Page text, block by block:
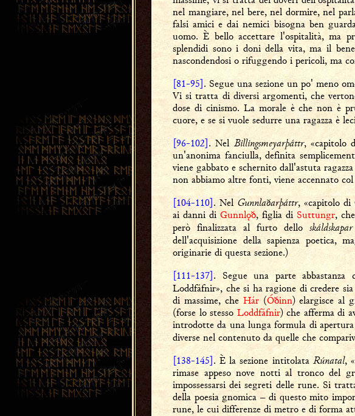
nel mangiare, nel bere, nel dormire, nel
falsi amici e dai nemici bisogna ben
uomo. È bello accettare l'ospitalità, ma
splendidi sono i doni della vita, ma il
nascondendosi o rifuggendo i pericoli, ma
[81-95]. Segue una sezione un po' meno
Vi si tratta di diversi argomenti, che
dose di cinismo. La morale è che non è
cuore, e se si vuole sedurre una ragazza è
[96-102]. Nel Billingsmeyarþáttr, «capitolo
un'anonima fanciulla, definita
viene gabbato e schernito dall'astuta
non abbiamo altre fonti, viene accennato
[104-110]. Nel Gunnlaðarþáttr, «capitolo di
ai danni diGunnlǫð, figlia di Suttungr,
però finalizzata al furto dello
dell'acquisizione della sapienza poetica,
originarie di questa sezione.)
[111-137]. Segue una parte
Loddfáfnir», che si ha ragione di credere
di massime, che Hár(Óðinn) elargisce al
(forse lo stesso Loddfáfnir) che afferma di
introdotte da una lunga formula di
diverse nel contenuto da quelle che
[138-145]. È la sezione intitolataRúnatal,
rimase appeso nove notti al tronco del
impossessarsi dei segreti delle rune. Si
della poesia gnomica – di questo mito
rune, le cui differenze di metro e di forma